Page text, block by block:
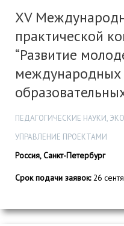
XV
практической
“Развитие
международных
ПЕДАГОГИЧЕСКИЕ НАУКИ,
УПРАВЛЕНИЕ ПРОЕКТАМИ
Россия, Санкт-Петербург
Срок подачи заявок:26